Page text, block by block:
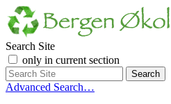
Search Site
only in current section
Advanced Search…